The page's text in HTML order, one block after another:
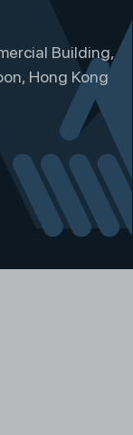
Building,
Hong Kong